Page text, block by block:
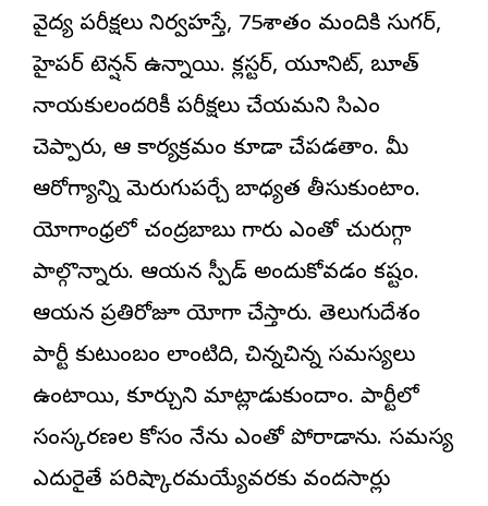
వైద్య పరీక్షలు నిర్వహస్తే, 75శాతం మందికి సుగర్,
హైపర్ టెన్షన్ ఉన్నాయి. క్లస్టర్, యూనిట్, బూత్
నాయకులందరికీ పరీక్షలు చేయమని సిఎం
చెప్పారు, ఆ కార్యక్రమం కూడా చేపడతాం. మీ
ఆరోగ్యాన్ని మెరుగుపర్చే బాధ్యత తీసుకుంటాం.
యోగాంధ్రలో చంద్రబాబు గారు ఎంతో చురుగ్గా
పాల్గొన్నారు. ఆయన స్పీడ్ అందుకోవడం కష్టం.
ఆయన ప్రతిరోజూ యోగా చేస్తారు. తెలుగుదేశం
పార్టీ కుటుంబం లాంటిది, చిన్నచిన్న సమస్యలు
ఉంటాయి, కూర్చుని మాట్లాడుకుందాం. పార్టీలో
సంస్కరణల కోసం నేను ఎంతో పోరాడాను. సమస్య
ఎదురైతే పరిష్కారమయ్యేవరకు వందసార్లు